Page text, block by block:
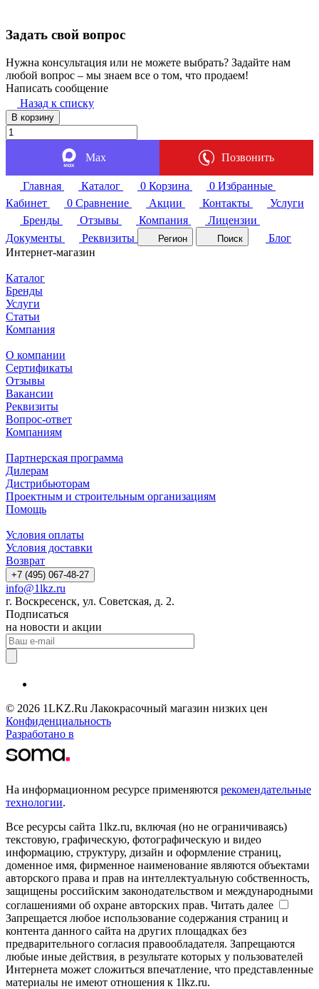
Задать свой вопрос
Нужна консультация или не можете выбрать? Задайте нам
любой вопрос – мы знаем все о том, что продаем!
Написать сообщение
Назад к списку
В корзину
Max Позвонить
Главная Каталог 0 Корзина 0 Избранные
Кабинет
0 Сравнение Акции Контакты
Услуги
Бренды
Отзывы Компания
Лицензии
Документы
Реквизиты Регион Поиск
Блог
Интернет-магазин
Каталог
Бренды
Услуги
Статьи
Компания
О компании
Сертификаты
Отзывы
Вакансии
Реквизиты
Вопрос-ответ
Компаниям
Партнерская программа
Дилерам
Дистрибьюторам
Проектным и строительным организациям
Помощь
Условия оплаты
Условия доставки
Возврат
+7 (495) 067-48-27
info@1lkz.ru
г. Воскресенск, ул. Советская, д. 2.
Подписаться
на новости и акции
© 2026 1LKZ.Ru Лакокрасочный магазин низких цен
Конфиденциальность
Разработано в
На информационном ресурсе применяются рекомендательные
технологии.
Все ресурсы сайта 1lkz.ru, включая (но не ограничиваясь)
текстовую, графическую, фотографическую и видео
информацию, структуру, дизайн и оформление страниц,
доменное имя, фирменное наименование являются объектами
авторского права и прав на интеллектуальную собственность,
защищены российским законодательством и международными
соглашениями об охране авторских прав. Читать далее
Запрещается любое использование содержания страниц и
контента данного сайта на других площадках без
предварительного согласия правообладателя. Запрещаются
любые иные действия, в результате которых у пользователей
Интернета может сложиться впечатление, что представленные
материалы не имеют отношения к 1lkz.ru.